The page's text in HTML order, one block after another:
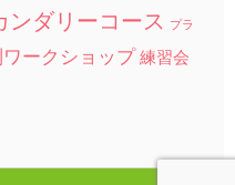
ンダリーコース プラ
ークショップ 練習会